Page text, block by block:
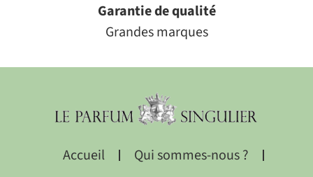
Garantie de qualité
Grandes marques
Accueil
Qui sommes-nous ?